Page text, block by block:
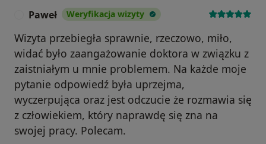
Paweł Weryfikacja wizyty
Wizyta przebiegła sprawnie, rzeczowo, miło,
widać było zaangażowanie doktora w związku z
zaistniałym u mnie problemem. Na każde moje
pytanie odpowiedź była uprzejma,
wyczerpująca oraz jest odczucie że rozmawia się
z człowiekiem, który naprawdę się zna na
swojej pracy. Polecam.